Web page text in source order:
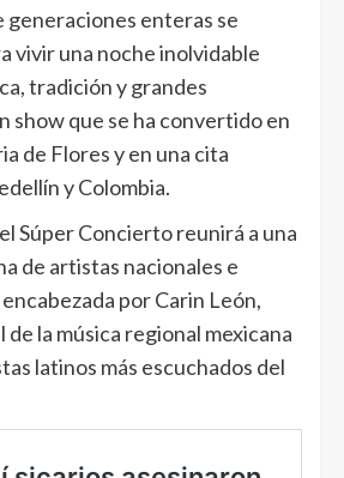
generaciones enteras se
vivir una noche inolvidable
tradición y grandes
show que se ha convertido en
de Flores y en una cita
y Colombia.
Súper Concierto reunirá a una
de artistas nacionales e
por Carin León,
la música regional mexicana
latinos más escuchados del